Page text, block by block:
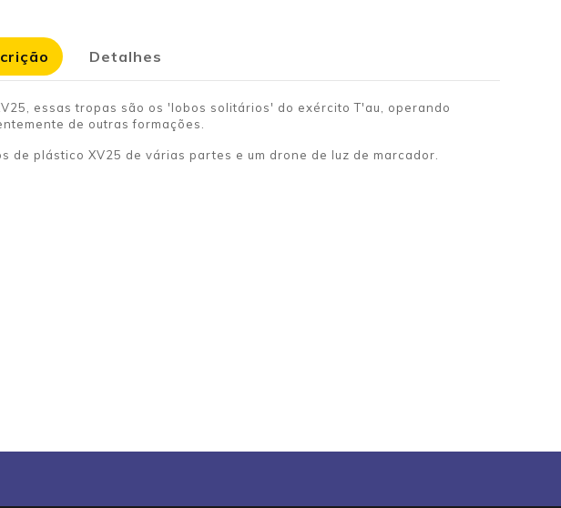
Detalhes
essas tropas são os 'lobos solitários' do exército T'au, operando
de outras formações.
de plástico XV25 de várias partes e um drone de luz de marcador.